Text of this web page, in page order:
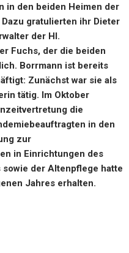
in den beiden Heimen der
gratulierten ihr Dieter
der Hl.
Fuchs, der die beiden
Borrmann ist bereits
Zunächst war sie als
tätig. Im Oktober
die
in den
zur
in Einrichtungen des
der Altenpflege hatte
Jahres erhalten.